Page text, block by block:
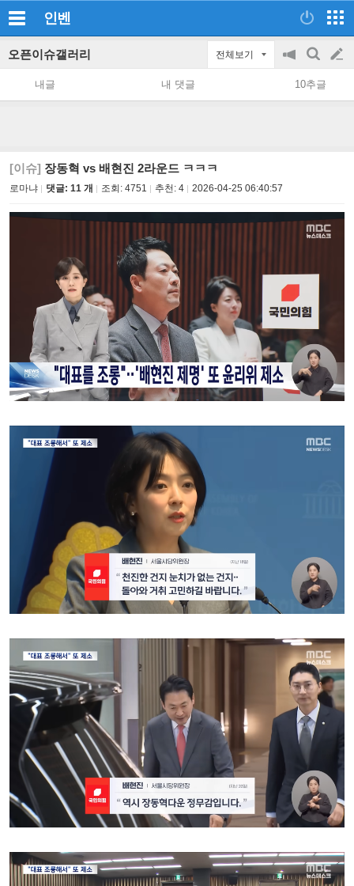
인벤
오픈이슈갤러리 전체보기
공
지
on/off
검
색
글
쓰
내글 내 댓글 10추글
[이슈] 장동혁 vs 배현진 2라운드 ㅋㅋㅋ
로마냐 댓글: 11 개 조회: 4751 추천: 4 2026-04-25 06:40:57